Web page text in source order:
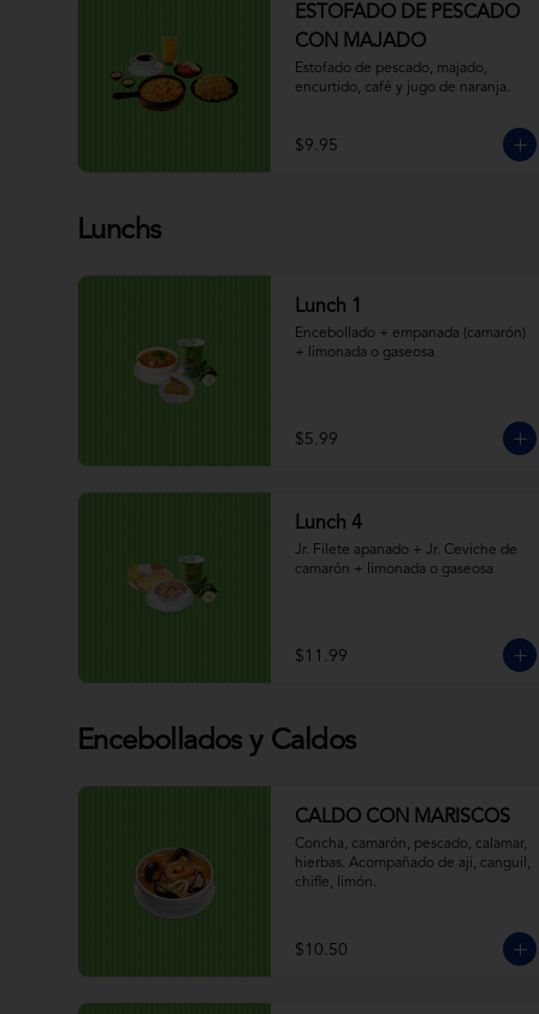
ESTOFADO DE PESCADO
CON MAJADO
Estofado de pescado, majado,
encurtido, café y jugo de naranja.
$9.95
Lunchs
Lunch 1
Encebollado + empanada (camarón)
+ limonada o gaseosa
$5.99
Lunch 4
Jr. Filete apanado + Jr. Ceviche de
camarón + limonada o gaseosa
$11.99
Encebollados y Caldos
CALDO CON MARISCOS
Concha, camarón, pescado, calamar,
hierbas. Acompañado de ají, canguil,
chifle, limón.
$10.50